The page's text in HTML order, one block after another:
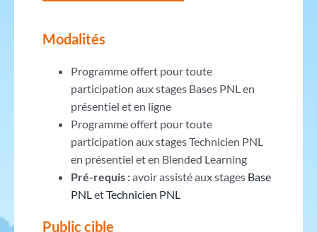
Modalités
Programme offert pour toute
participation aux stages Bases PNL en
présentiel et en ligne
Programme offert pour toute
participation aux stages Technicien PNL
en présentiel et en Blended Learning
Pré-requis :avoir assisté aux stages Base
PNLetTechnicien PNL
Public cible